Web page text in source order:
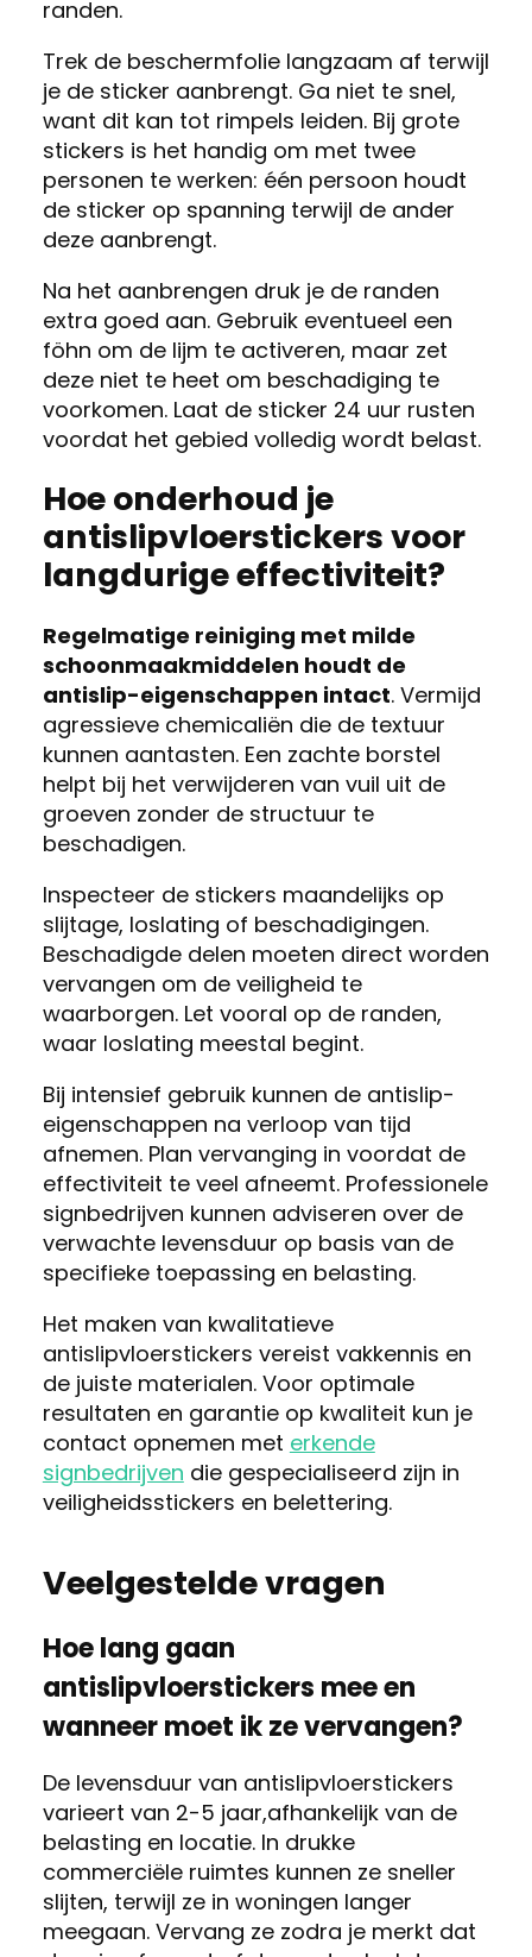
randen.
Trek de beschermfolie langzaam af terwijl
je de sticker aanbrengt. Ga niet te snel,
want dit kan tot rimpels leiden. Bij grote
stickers is het handig om met twee
personen te werken: één persoon houdt
de sticker op spanning terwijl de ander
deze aanbrengt.
Na het aanbrengen druk je de randen
extra goed aan. Gebruik eventueel een
föhn om de lijm te activeren, maar zet
deze niet te heet om beschadiging te
voorkomen. Laat de sticker 24 uur rusten
voordat het gebied volledig wordt belast.
Hoe onderhoud je
antislipvloerstickers voor
langdurige effectiviteit?
Regelmatige reiniging met milde
schoonmaakmiddelen houdt de
antislip-eigenschappen intact. Vermijd
agressieve chemicaliën die de textuur
kunnen aantasten. Een zachte borstel
helpt bij het verwijderen van vuil uit de
groeven zonder de structuur te
beschadigen.
Inspecteer de stickers maandelijks op
slijtage, loslating of beschadigingen.
Beschadigde delen moeten direct worden
vervangen om de veiligheid te
waarborgen. Let vooral op de randen,
waar loslating meestal begint.
Bij intensief gebruik kunnen de antislip-
eigenschappen na verloop van tijd
afnemen. Plan vervanging in voordat de
effectiviteit te veel afneemt. Professionele
signbedrijven kunnen adviseren over de
verwachte levensduur op basis van de
specifieke toepassing en belasting.
Het maken van kwalitatieve
antislipvloerstickers vereist vakkennis en
de juiste materialen. Voor optimale
resultaten en garantie op kwaliteit kun je
contact opnemen met erkende
signbedrijven die gespecialiseerd zijn in
veiligheidsstickers en belettering.
Veelgestelde vragen
Hoe lang gaan
antislipvloerstickers mee en
wanneer moet ik ze vervangen?
De levensduur van antislipvloerstickers
varieert van 2-5 jaar,afhankelijk van de
belasting en locatie. In drukke
commerciële ruimtes kunnen ze sneller
slijten, terwijl ze in woningen langer
meegaan. Vervang ze zodra je merkt dat